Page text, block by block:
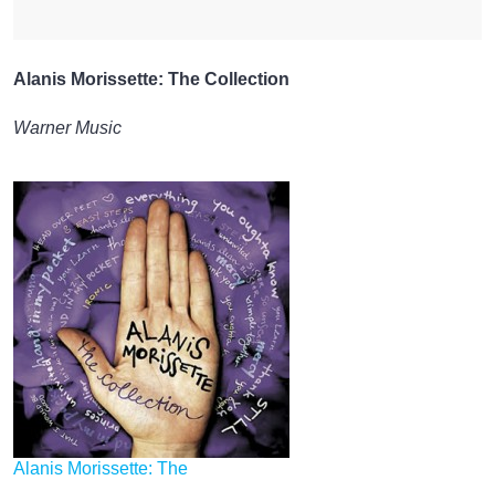
Alanis Morissette: The Collection
Warner Music
Alanis Morissette: The